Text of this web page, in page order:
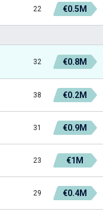
22 €0.5M
32 €0.8M
38 €0.2M
31 €0.9M
23 €1M
29 €0.4M